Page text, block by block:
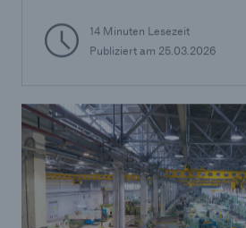
entschlossenes14 Minuten Lesezeit
Publiziert am 25.03.2026